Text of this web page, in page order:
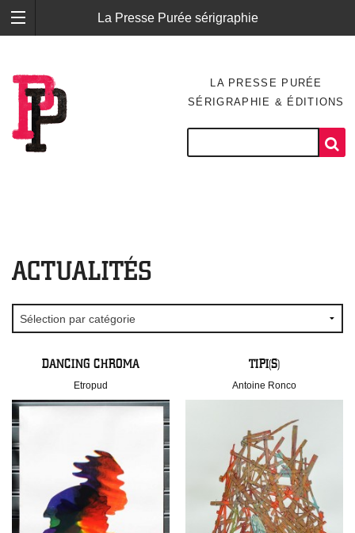
La Presse Purée sérigraphie
LA PRESSE PURÉE
SÉRIGRAPHIE & ÉDITIONS
ACTUALITÉS
DANCING CHROMA
Etropud
TIPI(S)
Antoine Ronco